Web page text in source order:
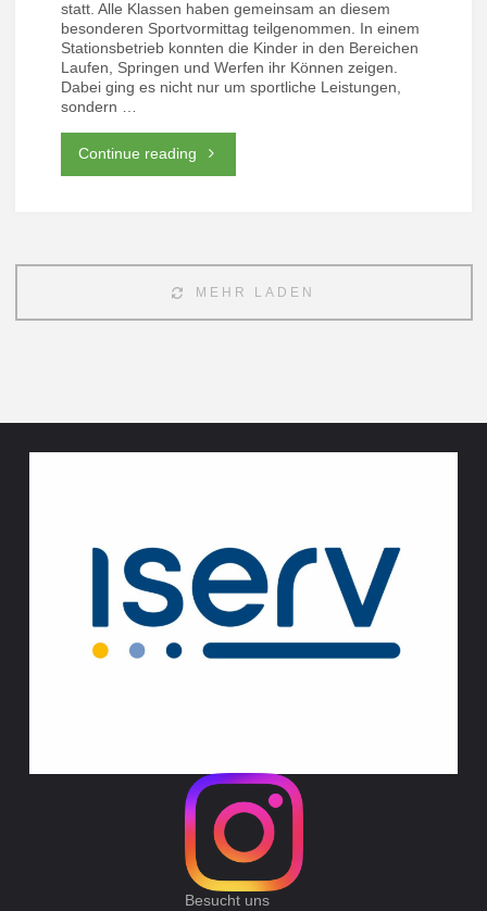
statt. Alle Klassen haben gemeinsam an diesem
besonderen Sportvormittag teilgenommen. In einem
Stationsbetrieb konnten die Kinder in den Bereichen
Laufen, Springen und Werfen ihr Können zeigen.
Dabei ging es nicht nur um sportliche Leistungen,
sondern …
Continue reading"Sport-
endlich
MEHR LADEN
Besucht uns